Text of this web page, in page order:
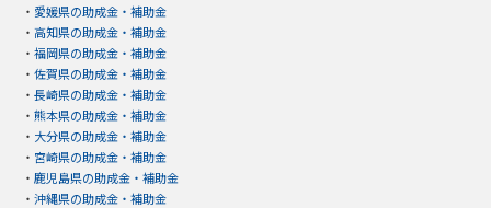
・ 愛媛県の助成金・補助金
・ 高知県の助成金・補助金
・ 福岡県の助成金・補助金
・ 佐賀県の助成金・補助金
・ 長崎県の助成金・補助金
・ 熊本県の助成金・補助金
・ 大分県の助成金・補助金
・ 宮崎県の助成金・補助金
・ 鹿児島県の助成金・補助金
・ 沖縄県の助成金・補助金